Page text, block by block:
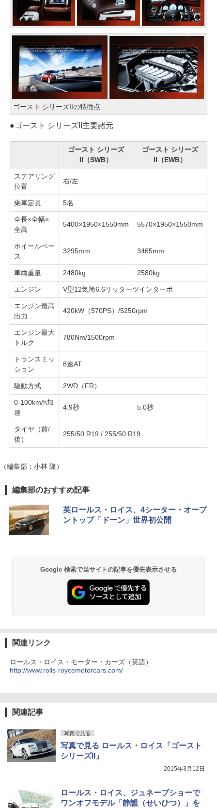
ゴースト シリーズIIの特徴点
●ゴースト シリーズII主要諸元
ゴースト シリーズ
II（SWB）
ゴースト シリーズ
II（EWB）
ステアリング
位置
右/左
乗車定員 5名
全長×全幅×
全高
5400×1950×1550mm 5570×1950×1550mm
ホイールベー
ス
3295mm 3465mm
車両重量 2480kg 2580kg
エンジン V型12気筒6.6リッターツインターボ
エンジン最高
出力
420kW（570PS）/5250rpm
エンジン最大
トルク
780Nm/1500rpm
トランスミッ
ション
8速AT
駆動方式 2WD（FR）
0-100km/h加
速
4.9秒 5.0秒
タイヤ（前/
後）
255/50 R19 / 255/50 R19
（編集部：小林 隆）
編集部のおすすめ記事
英ロールス・ロイス、4シーター・オープ
ントップ「ドーン」世界初公開
Google 検索で当サイトの記事を優先表示させる
関連リンク
ロールス・ロイス・モーター・カーズ（英語）
http://www.rolls-roycemotorcars.com/
関連記事
写真で見る
写真で見る ロールス・ロイス「ゴースト
シリーズII」
2015年3月12日
ロールス・ロイス、ジュネーブショーで
ワンオフモデル「静謐（せいひつ）」を